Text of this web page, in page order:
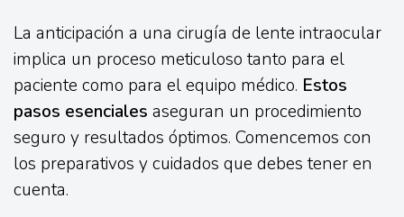
La anticipación a una cirugía de lente intraocular
implica un proceso meticuloso tanto para el
paciente como para el equipo médico. Estos
pasos esenciales aseguran un procedimiento
seguro y resultados óptimos. Comencemos con
los preparativos y cuidados que debes tener en
cuenta.